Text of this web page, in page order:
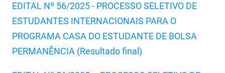
PROCON
Polícia Militar
EDITAL Nº 56/2025 - PROCESSO SELETIVO DE
ESTUDANTES INTERNACIONAIS PARA O
PROGRAMA CASA DO ESTUDANTE DE BOLSA
PERMANÊNCIA (Resultado final)